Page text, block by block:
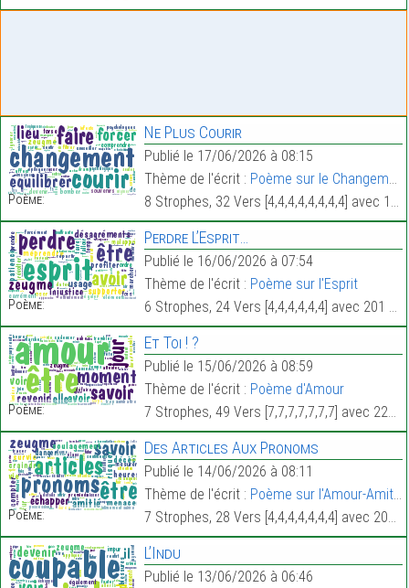
Poème:
Ne Plus Courir
Publié le 17/06/2026 à 08:15
Thème de l'écrit : Poème sur le Changement
8 Strophes, 32 Vers [4,4,4,4,4,4,4,4] avec 184 Mots.
Poème:
Perdre L’Esprit…
Publié le 16/06/2026 à 07:54
Thème de l'écrit : Poème sur l'Esprit
6 Strophes, 24 Vers [4,4,4,4,4,4] avec 201 Mots.
Poème:
Et Toi ! ?
Publié le 15/06/2026 à 08:59
Thème de l'écrit : Poème d'Amour
7 Strophes, 49 Vers [7,7,7,7,7,7,7] avec 224 Mots.
Poème:
Des Articles Aux Pronoms
Publié le 14/06/2026 à 08:11
Thème de l'écrit : Poème sur l'Amour-Amitié
7 Strophes, 28 Vers [4,4,4,4,4,4,4] avec 203 Mots.
L’Indu
Publié le 13/06/2026 à 06:46